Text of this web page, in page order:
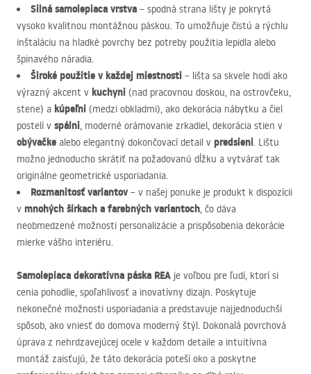
Silná samolepiaca vrstva – spodná strana lišty je pokrytá
vysoko kvalitnou montážnou páskou. To umožňuje čistú a rýchlu
inštaláciu na hladké povrchy bez potreby použitia lepidla alebo
špinavého náradia.
Široké použitie v každej miestnosti – lišta sa skvele hodí ako
výrazný akcent v kuchyni (nad pracovnou doskou, na ostrovčeku,
stene) a kúpeľni (medzi obkladmi), ako dekorácia nábytku a čiel
postelí v spálni, moderné orámovanie zrkadiel, dekorácia stien v
obývačke alebo elegantný dokončovací detail v predsieni. Lištu
možno jednoducho skrátiť na požadovanú dĺžku a vytvárať tak
originálne geometrické usporiadania.
Rozmanitosť variantov– v našej ponuke je produkt k dispozícii
v mnohých šírkach a farebných variantoch, čo dáva
neobmedzené možnosti personalizácie a prispôsobenia dekorácie
mierke vášho interiéru.
Samolepiaca dekoratívna páska REA je voľbou pre ľudí, ktorí si
cenia pohodlie, spoľahlivosť a inovatívny dizajn. Poskytuje
nekonečné možnosti usporiadania a predstavuje najjednoduchší
spôsob, ako vniesť do domova moderný štýl. Dokonalá povrchová
úprava z nehrdzavejúcej ocele v každom detaile a intuitívna
montáž zaisťujú, že táto dekorácia poteší oko a poskytne